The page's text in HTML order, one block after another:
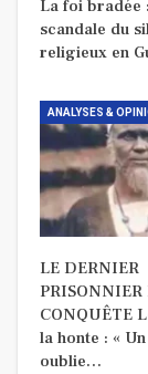
La foi bradée
scandale du
religieux en
ANALYSES &
LE DERNIER
PRISONNIER
CONQUÊTE
la honte : «
oublie…